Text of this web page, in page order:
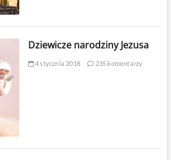
Dziewicze narodziny Jezusa
4 stycznia 2018 235 komentarzy